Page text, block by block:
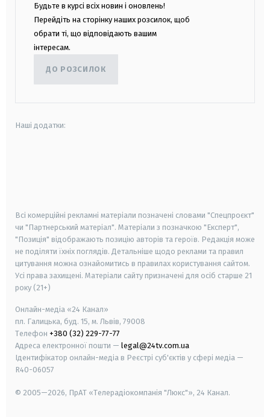
Будьте в курсі всіх новин і оновлень!
Перейдіть на сторінку наших розсилок, щоб
обрати ті, що відповідають вашим
інтересам.
ДО РОЗСИЛОК
Наші додатки:
Всі комерційні рекламні матеріали позначені словами "Спецпроєкт"
чи "Партнерський матеріал". Матеріали з позначкою "Експерт",
"Позиція" відображають позицію авторів та героїв. Редакція може
не поділяти їхніх поглядів. Детальніше щодо реклами та правил
цитування можна ознайомитись в правилах користування сайтом.
Усі права захищені. Матеріали сайту призначені для осіб старше 21
року (21+)
Онлайн-медіа «24 Канал»
пл. Галицька, буд. 15, м. Львів, 79008
Телефон +380 (32) 229-77-77
Адреса електронної пошти — legal@24tv.com.ua
Ідентифікатор онлайн-медіа в Реєстрі суб'єктів у сфері медіа —
R40-06057
© 2005—2026, ПрАТ «Телерадіокомпанія "Люкс"», 24 Канал.